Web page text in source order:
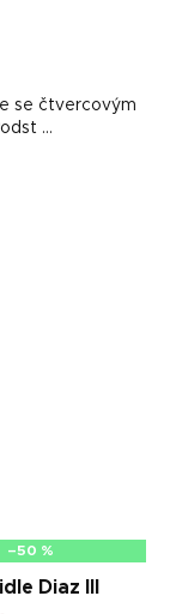
se čtvercovým
…
–50 %
Diaz III